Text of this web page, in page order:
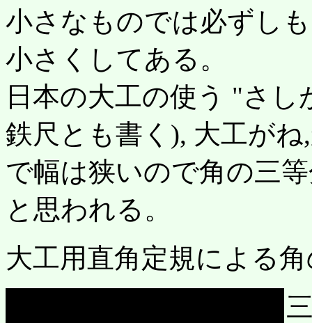
小さなものでは必ずし
小さくしてある。
日本の大工の使う "さ
鉄尺とも書く), 大工が
で幅は狭いので角の三
と思われる。
大工用直角定規による